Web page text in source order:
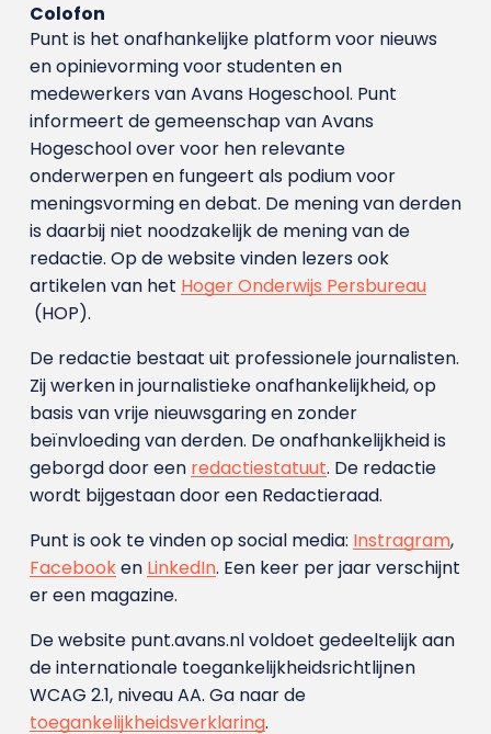
Colofon
Punt is het onafhankelijke platform voor nieuws
en opinievorming voor studenten en
medewerkers van Avans Hoge­school. Punt
informeert de gemeenschap van Avans
Hogeschool over voor hen relevante
onderwerpen en fungeert als podium voor
meningsvorming en debat. De mening van derden
is daarbij niet noodzakelijk de mening van de
redactie. Op de website vinden lezers ook
artikelen van het Hoger Onderwijs Persbureau
(HOP).
De redactie bestaat uit professionele journalisten.
Zij werken in journalistieke onafhankelijkheid, op
basis van vrije nieuwsgaring en zonder
beïnvloeding van derden. De onafhankelijkheid is
geborgd door een redactiestatuut. De redactie
wordt bijgestaan door een Redactieraad.
Punt is ook te vinden op social media: Instragram,
Facebooken LinkedIn. Een keer per jaar verschijnt
er een magazine.
De website punt.avans.nl voldoet gedeeltelijk aan
de internationale toegankelijkheidsrichtlijnen
WCAG 2.1, niveau AA. Ga naar de
toegankelijkheidsverklaring.